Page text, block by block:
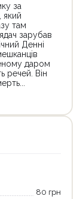
за
який
там
зарубав
Денні
даром
речей. Він
80 грн